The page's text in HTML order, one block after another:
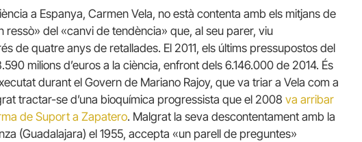
a Espanya, Carmen Vela, no està contenta amb els mitjans de
ressò» del «canvi de tendència» que, al seu parer, viu
de quatre anys de retallades. El 2011, els últims pressupostos del
milions d’euros a la ciència, enfront dels 6.146.000 de 2014. És
durant el Govern de Mariano Rajoy, que va triar a Vela com a
tractar-se d’una bioquímica progressista que el 2008 va arribar
de Suport a Zapatero. Malgrat la seva descontentament amb la
(Guadalajara) el 1955, accepta «un parell de preguntes»